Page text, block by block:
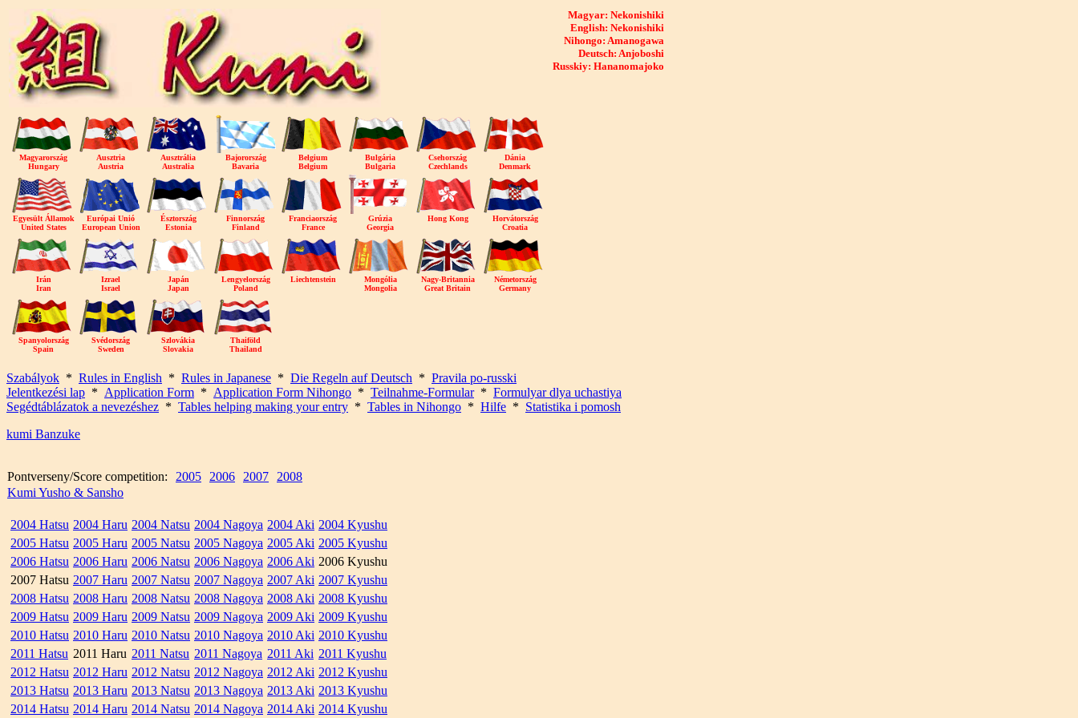
Magyar: Nekonishiki
English: Nekonishiki
Nihongo: Amanogawa
Deutsch: Anjoboshi
Russkiy: Hananomajoko
Magyarország
Hungary
Ausztria
Austria
Ausztrália
Australia
Bajorország
Bavaria
Belgium
Belgium
Bulgária
Bulgaria
Csehország
Czechlands
Dánia
Denmark
Egyesült Államok
United States
Európai Unió
European Union
Észtország
Estonia
Finnország
Finland
Franciaország
France
Grúzia
Georgia
Hong Kong
Horvátország
Croatia
Irán
Iran
Izrael
Israel
Japán
Japan
Lengyelország
Poland
Liechtenstein
Mongólia
Mongolia
Nagy-Britannia
Great Britain
Németország
Germany
Spanyolország
Spain
Svédország
Sweden
Szlovákia
Slovakia
Thaiföld
Thailand
Szabályok * Rules in English * Rules in Japanese * Die Regeln auf Deutsch * Pravila po-russki
Jelentkezési lap * Application Form * Application Form Nihongo * Teilnahme-Formular* Formulyar dlya uchastiya
Segédtáblázatok a nevezéshez * Tables helping making your entry * Tables in Nihongo * Hilfe * Statistika i pomosh
kumi Banzuke
Pontverseny/Score competition: 2005 2006 2007
2008
Kumi Yusho & Sansho
2004 Hatsu 2004 Haru 2004 Natsu 2004 Nagoya 2004 Aki 2004 Kyushu
2005 Hatsu 2005 Haru 2005 Natsu 2005 Nagoya 2005 Aki 2005 Kyushu
2006 Hatsu 2006 Haru 2006 Natsu 2006 Nagoya 2006 Aki 2006 Kyushu
2007 Hatsu 2007 Haru 2007 Natsu 2007 Nagoya 2007 Aki 2007 Kyushu
2008 Hatsu 2008 Haru 2008 Natsu 2008 Nagoya 2008 Aki 2008 Kyushu
2009 Hatsu 2009 Haru 2009 Natsu 2009 Nagoya 2009 Aki 2009 Kyushu
2010 Hatsu 2010 Haru 2010 Natsu 2010 Nagoya 2010 Aki 2010 Kyushu
2011 Hatsu 2011 Haru 2011 Natsu 2011 Nagoya 2011 Aki 2011 Kyushu
2012 Hatsu 2012 Haru 2012 Natsu 2012 Nagoya 2012 Aki 2012 Kyushu
2013 Hatsu 2013 Haru 2013 Natsu 2013 Nagoya 2013 Aki 2013 Kyushu
2014 Hatsu 2014 Haru 2014 Natsu 2014 Nagoya 2014 Aki 2014 Kyushu